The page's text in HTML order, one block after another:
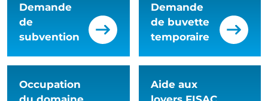
Demande
de
subvention
Demande
de buvette
temporaire
Occupation
Aide aux